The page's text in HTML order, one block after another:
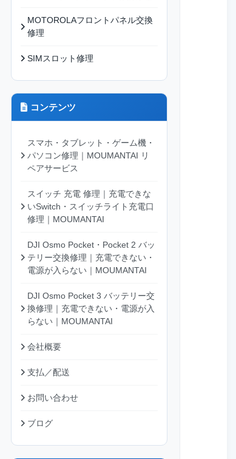
MOTOROLAフロントパネル交換
修理
SIMスロット修理
コンテンツ
スマホ・タブレット・ゲーム機・
パソコン修理｜MOUMANTAI リ
ペアサービス
スイッチ 充電 修理｜充電できな
いSwitch・スイッチライト充電口
修理｜MOUMANTAI
DJI Osmo Pocket・Pocket 2 バッ
テリー交換修理｜充電できない・
電源が入らない｜MOUMANTAI
DJI Osmo Pocket 3 バッテリー交
換修理｜充電できない・電源が入
らない｜MOUMANTAI
会社概要
支払／配送
お問い合わせ
ブログ